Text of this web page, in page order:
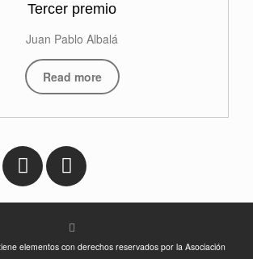
Tercer premio
Juan Pablo Albalá
Read more
elementos con derechos reservados por la Asociación